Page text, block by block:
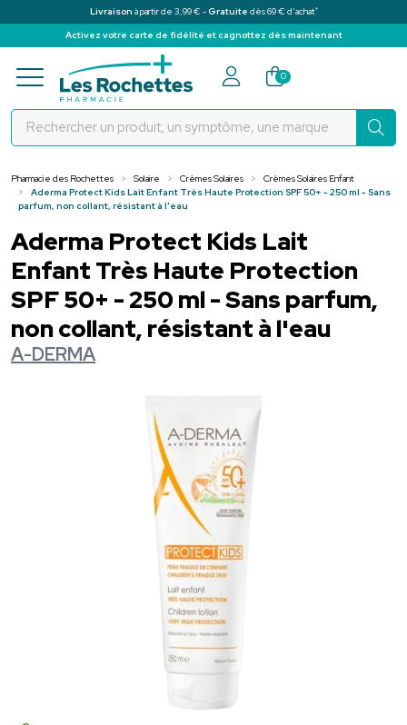
Livraison à partir de 3,99 € -Gratuite dès 69 € d’achat*
Activez votre carte de fidélité et cagnottez dès maintenant
Pharmacie des Rochettes Votre
0
Pharmacie des Rochettes Solaire Crèmes Solaires
Crèmes Solaires Enfant
Aderma Protect Kids Lait Enfant Très Haute Protection SPF 50+ - 250 ml - Sans
parfum, non collant, résistant à l'eau
Aderma Protect Kids Lait
Enfant Très Haute Protection
SPF 50+ - 250 ml - Sans parfum,
non collant, résistant à l'eau
A-DERMA